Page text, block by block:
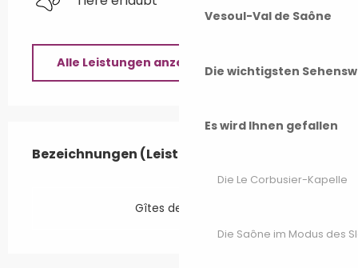
Vesoul-Val de Saône
Die wichtigsten
Es wird Ihnen gefallen
Die Le Corbusier-Kapelle
Die Saône im Modus des
Alle Leistungen anzeigen
Leistungensmöglichkeiten
Bezeichnungen (Leistungsmerkmale)
Bezeichnungen (Leistungsmerkmale)
Gîtes de France